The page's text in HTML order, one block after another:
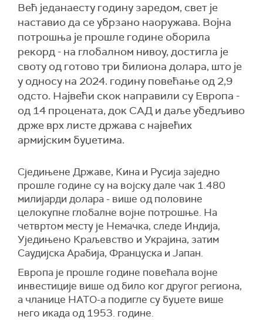
Већ једанаесту годину заредом, свет је
наставио да се убрзано наоружава. Војна
потрошња је прошле године оборила
рекорд - на глобалном нивоу, достигла је
своту од готово три билиона долара, што је
у односу на 2024. годину повећање од 2,9
одсто. Највећи скок направили су Европа -
од 14 процената, док САД и даље убедљиво
држе врх листе држава с највећих
армијским буџетима.
Сједињене Државе, Кина и Русија заједно
прошле године су на војску дале чак 1.480
милијарди долара - више од половине
целокупне глобалне војне потрошње. На
четвртом месту је Немачка, следе Индија,
Уједињено Краљевство и Украјина, затим
Саудијска Арабија, Француска и Јапан.
Европа је прошле године повећала војне
инвестиције више од било ког другог региона,
а чланице НАТО-а подигле су буџете више
него икада од 1953. године.